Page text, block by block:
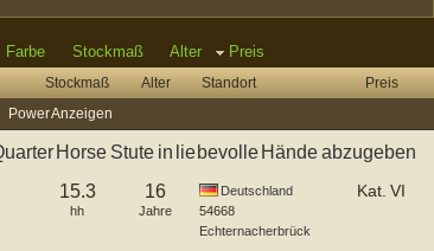
Farbe Stockmaß Alter Preis
Stockmaß Alter Standort
Preis
Power Anzeigen
Horse Stute in liebevolle Hände abzugeben
15.3
hh
16
Jahre
Deutschland
54668
Echternacherbrück
Kat. VI